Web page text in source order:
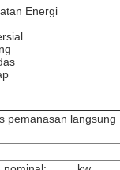
Energi
pemanasan langsung